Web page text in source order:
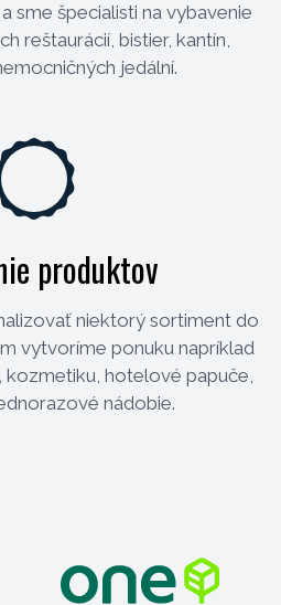
sme špecialisti na vybavenie
reštaurácií, bistier, kantín,
jedální.
produktov
niektorý sortiment do
vytvoríme ponuku napríklad
kozmetiku, hotelové papuče,
nádobie.